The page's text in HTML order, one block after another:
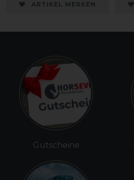
ARTIKEL MERKEN
Gutscheine